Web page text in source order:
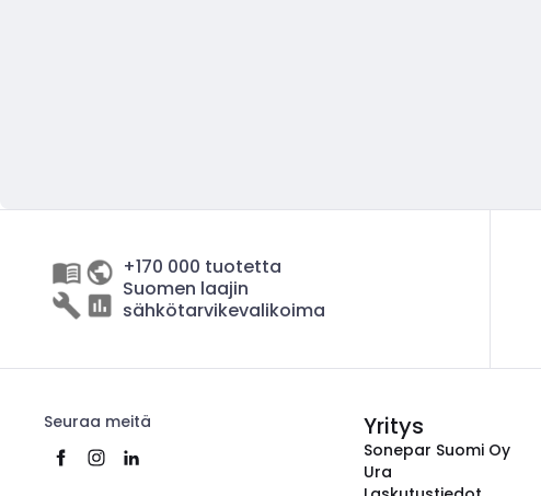
+170 000 tuotetta
Suomen laajin
sähkötarvikevalikoima
Seuraa meitä Yritys
Sonepar Suomi Oy
Ura